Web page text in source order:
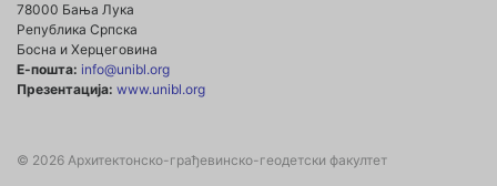
78000 Бања Лука
Република Српска
Босна и Херцеговина
Е-пошта: info@unibl.org
Презентација: www.unibl.org
© 2026 Архитектонско-грађевинско-геодетски факултет